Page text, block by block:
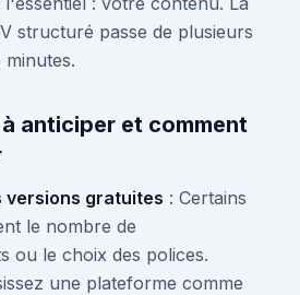
structuré passe de plusieurs
anticiper et comment
versions gratuites : Certains
le nombre de
ou le choix des polices.
une plateforme comme